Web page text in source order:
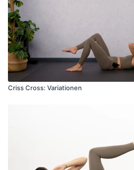
Criss Cross: Variationen